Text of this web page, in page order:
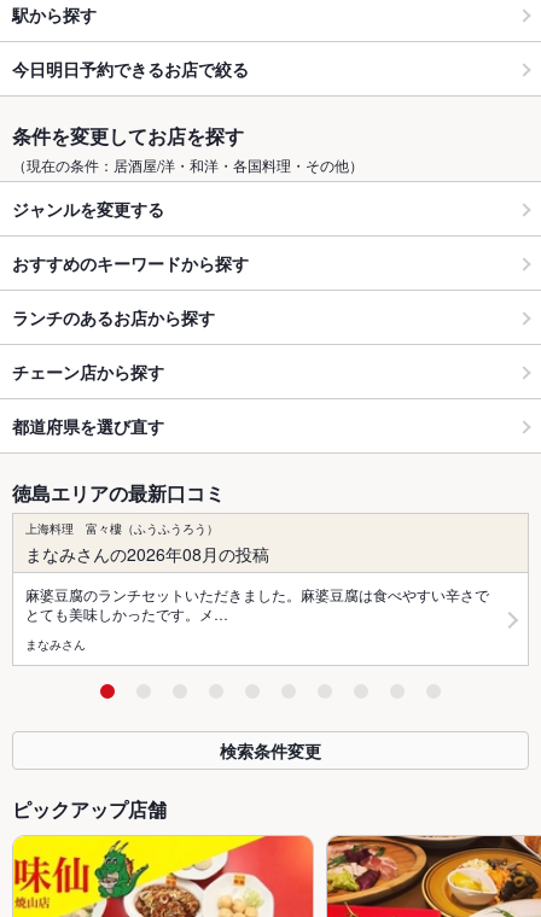
駅から探す
今日明日予約できるお店で絞る
条件を変更してお店を探す
（現在の条件：居酒屋/洋・和洋・各国料理・その他）
ジャンルを変更する
おすすめのキーワードから探す
ランチのあるお店から探す
チェーン店から探す
都道府県を選び直す
徳島エリアの最新口コミ
上海料理 富々樓（ふうふうろう）
まなみさんの2026年08月の投稿
麻婆豆腐のランチセットいただきました。麻婆豆腐は食べやすい辛さで
とても美味しかったです。メ…
まなみさん
検索条件変更
ピックアップ店舗